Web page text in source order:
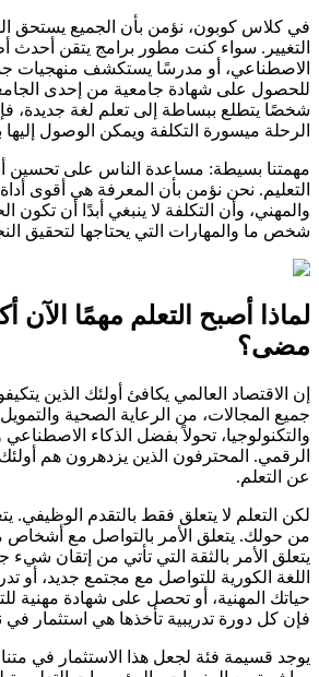
في كلاس كوبون، نؤمن بأن الجميع يستحق
التغيير. سواء كنت مطور برامج يتقن أحدث
الاصطناعي، أو مدرسًا يستكشف منهجيات
للحصول على شهادة جامعية من إحدى
شخصًا يتطلع ببساطة إلى تعلم لغة جديدة،
الرحلة ميسورة التكلفة ويمكن الوصول
مهمتنا بسيطة: مساعدة الناس على تحسين
التعليم. نحن نؤمن بأن المعرفة هي أقوى
والمهني، وأن التكلفة لا ينبغي أبدًا أن تكون
شخص ما والمهارات التي يحتاجها لتحقيق
لماذا أصبح التعلم مهمًا
مضى؟
إن الاقتصاد العالمي يكافئ أولئك الذين
جميع المجالات، من الرعاية الصحية والتمويل
والتكنولوجيا، تحولاً بفضل الذكاء الاصطناعي
الرقمي. المحترفون الذين يزدهرون هم أولئك
عن التعلم.
لكن التعلم لا يتعلق فقط بالتقدم الوظيفي.
من حولك. يتعلق الأمر بالتواصل مع أشخاص
يتعلق الأمر بالثقة التي تأتي من إتقان شيء
اللغة الكورية للتواصل مع مجتمع جديد، أو
حياتك المهنية، أو تحصل على شهادة مهنية
فإن كل دورة تدريبية تأخذها هي استثمار
يوجد قسيمة فئة لجعل هذا الاستثمار في